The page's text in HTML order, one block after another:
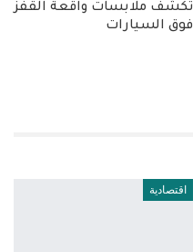
تكشف ملابسات واقعة القفز
فوق السيارات
اقتصادية